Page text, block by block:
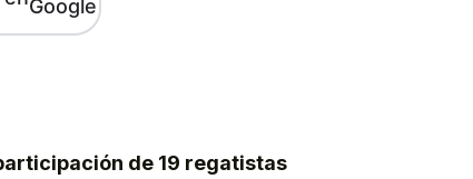
de 19 regatistas